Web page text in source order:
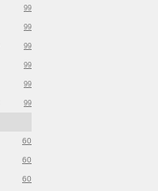
99
99
99
99
99
99
60
60
60